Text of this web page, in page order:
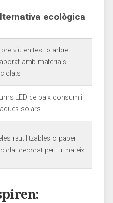
ecològica
viu en test⁤ o arbre
amb materials‌
LED‍ de baix consum‌ i
solars
reutilitzables ‌o paper
‌decorat per tu mateix